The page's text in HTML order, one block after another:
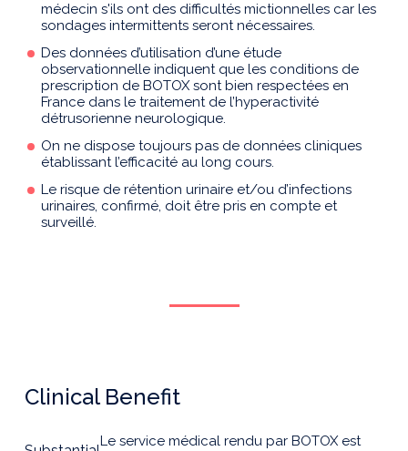
médecin s'ils ont des difficultés mictionnelles car les
sondages intermittents seront nécessaires.
Des données d’utilisation d’une étude
observationnelle indiquent que les conditions de
prescription de BOTOX sont bien respectées en
France dans le traitement de l’hyperactivité
détrusorienne neurologique.
On ne dispose toujours pas de données cliniques
établissant l’efficacité au long cours.
Le risque de rétention urinaire et/ou d’infections
urinaires, confirmé, doit être pris en compte et
surveillé.
Clinical Benefit
Le service médical rendu par BOTOX est